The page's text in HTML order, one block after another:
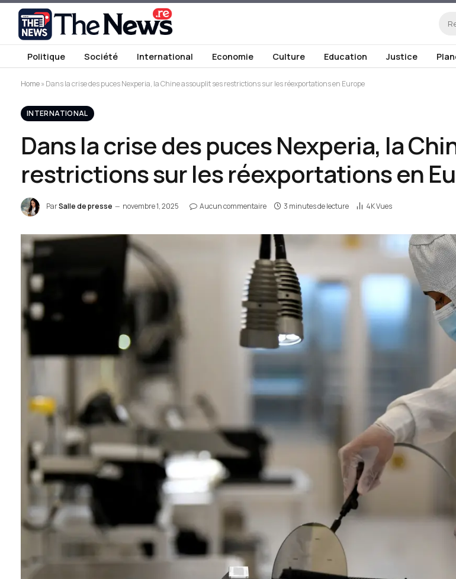
Politique Société International Economie Culture Education Justice
Home»Dans la crise des puces Nexperia, la Chine assouplit ses restrictions sur les réexportations en Europe
INTERNATIONAL
Dans la crise des puces Nexperia, la
restrictions sur les réexportations en
ParSalle de presse novembre 1, 2025 Aucun commentaire 3 minutes de lecture 4KVues